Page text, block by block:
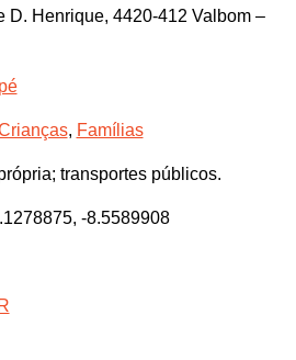
D. Henrique, 4420-412 Valbom –
, Famílias
transportes públicos.
-8.5589908